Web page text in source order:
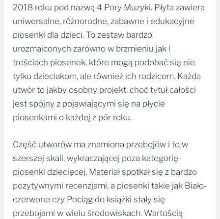
2018 roku pod nazwą 4 Pory Muzyki. Płyta zawiera
uniwersalne, różnorodne, zabawne i edukacyjne
piosenki dla dzieci. To zestaw bardzo
urozmaiconych zarówno w brzmieniu jak i
treściach piosenek, które mogą podobać się nie
tylko dzieciakom, ale również ich rodzicom. Każda
utwór to jakby osobny projekt, choć tytuł całości
jest spójny z pojawiającymi się na płycie
piosenkami o każdej z pór roku.
Część utworów ma znamiona przebojów i to w
szerszej skali, wykraczającej poza kategorię
piosenki dziecięcej. Materiał spotkał się z bardzo
pozytywnymi recenzjami, a piosenki takie jak Biało-
czerwone czy Pociąg do książki stały się
przebojami w wielu środowiskach. Wartością